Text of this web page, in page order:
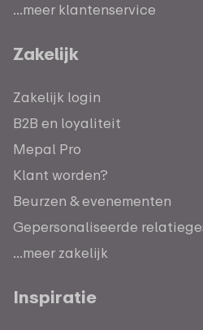
...meer klantenservice
Zakelijk
Zakelijk login
B2B en loyaliteit
Mepal Pro
Klant worden?
Beurzen & evenementen
Gepersonaliseerde
...meer zakelijk
Inspiratie